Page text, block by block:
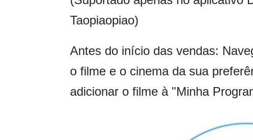
Taopiaopiao)
Antes do início das vendas:
o filme e o cinema da sua
adicionar o filme à "Minha